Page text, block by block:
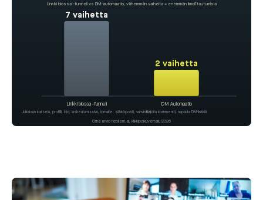
Linkki biossa -funneli vs DM-automaatio, vähemmän vaiheita = enemmän ilmoittautumisia
7 vaihetta
Linkki biossa -funneli
Julkaisun katselu, profiili, bio, laskeutumissivu, lomake, sähköposti, vahvistus
2 vaihetta
DM Automaatio
Kirjoita kommentti, napauta DM-linkkiä
Oma arvio replient.ai, klikkipolkuvertailu 2026